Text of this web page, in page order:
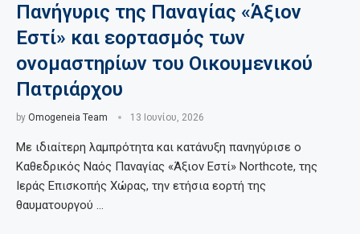
Πανήγυρις της Παναγίας «Άξιον
Εστί» και εορτασμός των
ονομαστηρίων του Οικουμενικού
Πατριάρχου
by Omogeneia Team 13 Ιουνίου, 2026
Με ιδιαίτερη λαμπρότητα και κατάνυξη πανηγύρισε ο
Καθεδρικός Ναός Παναγίας «Άξιον Εστί» Northcote, της
Ιεράς Επισκοπής Χώρας, την ετήσια εορτή της
θαυματουργού …